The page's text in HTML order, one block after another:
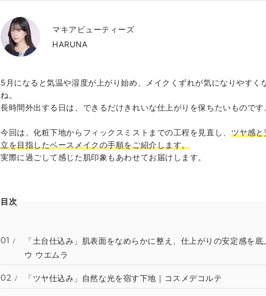
マキアビューティーズ
HARUNA
5月になると気温や湿度が上がり始め、メイクくずれが気になりやすく
ね。
長時間外出する日は、できるだけきれいな仕上がりを保ちたいものです
今回は、化粧下地からフィックスミストまでの工程を見直し、 ツヤ感
立を目指したベースメイクの手順をご紹介します。
実際に過ごして感じた肌印象もあわせてお届けします。
目次
01
「土台仕込み」肌表面をなめらかに整え、仕上がりの安定感を
ウ ウエムラ
02 「ツヤ仕込み」自然な光を宿す下地｜コスメデコルテ